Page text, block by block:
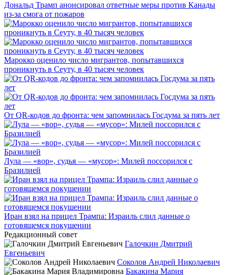
Дональд Трамп анонсировал ответные меры против Канады
из-за смога от пожаров
Марокко оценило число мигрантов, попытавшихся
проникнуть в Сеуту, в 40 тысяч человек
От QR-кодов до фронта: чем запомнилась Госдума за пять лет
Лула — «вор», судья — «мусор»: Милей поссорился с
Бразилией
Иран взял на прицел Трампа: Израиль слил данные о
готовящемся покушении
Редакционный совет
Галочкин Дмитрий
Евгеньевич
Соколов Андрей Николаевич
Бакакина Мария